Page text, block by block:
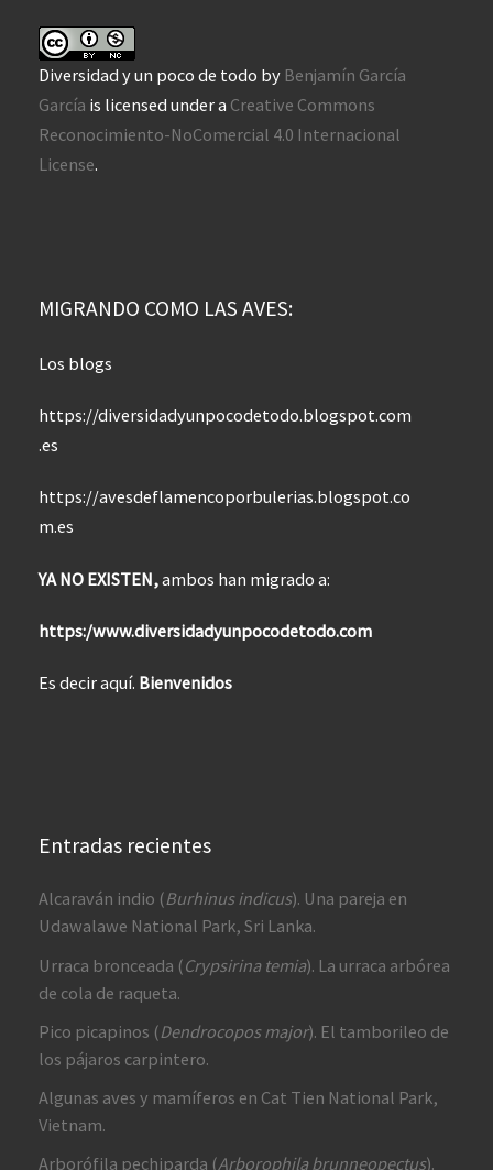
Diversidad y un poco de todo by Benjamín García
García is licensed under a Creative Commons
Reconocimiento-NoComercial 4.0 Internacional
License.
MIGRANDO COMO LAS AVES:
Los blogs
https://diversidadyunpocodetodo.blogspot.com
.es
https://avesdeflamencoporbulerias.blogspot.co
m.es
YA NO EXISTEN,ambos han migrado a:
https:/www.diversidadyunpocodetodo.com
Es decir aquí. Bienvenidos
Entradas recientes
Alcaraván indio (Burhinus indicus). Una pareja en
Udawalawe National Park, Sri Lanka.
Urraca bronceada (Crypsirina temia). La urraca arbórea
de cola de raqueta.
Pico picapinos (Dendrocopos major). El tamborileo de
los pájaros carpintero.
Algunas aves y mamíferos en Cat Tien National Park,
Vietnam.
Arborófila pechiparda (Arborophila brunneopectus).